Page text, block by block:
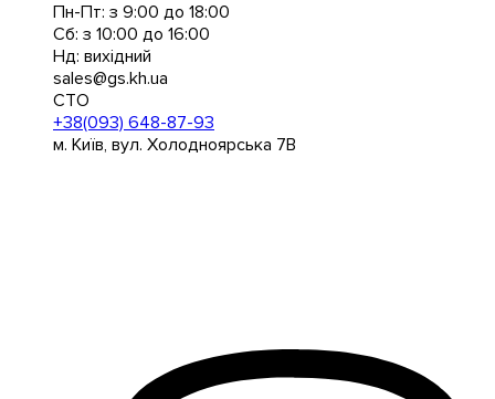
Пн-Пт: з 9:00 до 18:00
Сб: з 10:00 до 16:00
Нд: вихідний
sales@gs.kh.ua
СТО
+38(093) 648-87-93
м. Київ, вул. Холодноярська 7В